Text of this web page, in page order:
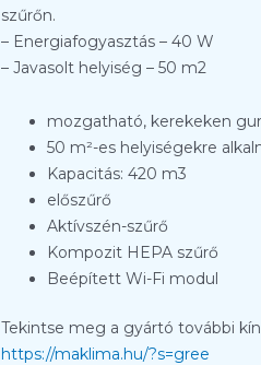
szűrőn.
– Energiafogyasztás – 40 W
– Javasolt helyiség – 50 m2
mozgatható, kerekeken
50 m²-es helyiségekre
Kapacitás: 420 m3
előszűrő
Aktívszén-szűrő
Kompozit HEPA szűrő
Beépített Wi-Fi modul
Tekintse meg a gyártó további
https://maklima.hu/?s=gree